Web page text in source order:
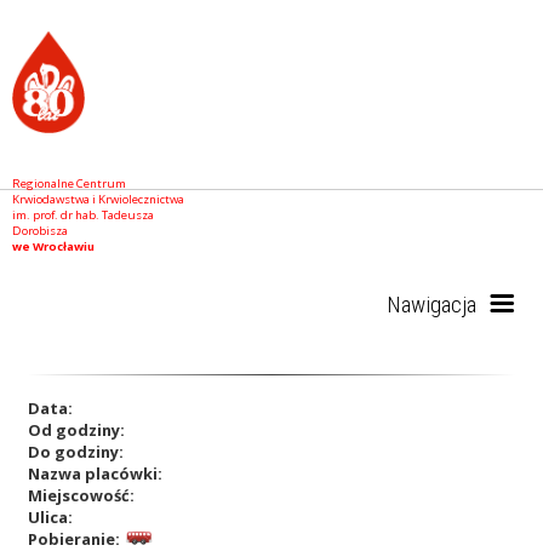
Regionalne Centrum
Krwiodawstwa i Krwiolecznictwa
im. prof. dr hab. Tadeusza
Dorobisza
we Wrocławiu
Nawigacja
RCKiK
Data:
Od godziny:
Do godziny:
Nazwa placówki:
Miejscowość:
Ulica:
Pobieranie: